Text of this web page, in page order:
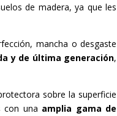
de madera, ya que les
mancha o desgaste
y de última generación,
sobre la superficie
con una amplia gama de